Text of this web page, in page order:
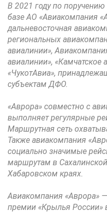
В 2021 году по
базе АО «Авиакомпания
дальневосточная
региональных
авиалинии»,
авиалинии», «Камчатское
«ЧукотАвиа»,
субъектам ДФО.
«Аврора» совместно с
выполняет регулярные
Маршрутная сеть
Также авиакомпания
социально значимые
маршрутам в
Хабаровском краях.
Авиакомпания «Аврора»
премии «Крылья России»